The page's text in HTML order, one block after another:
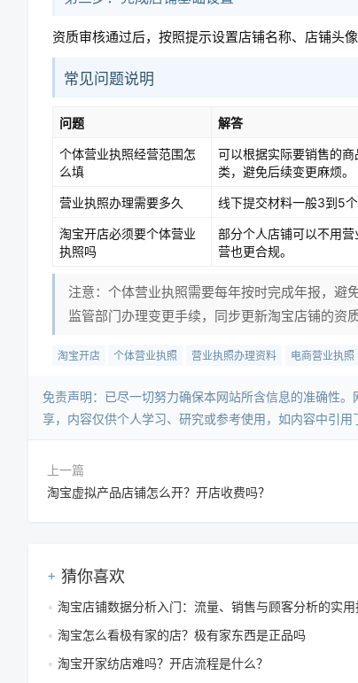
资质审核通过后，按照提示设置店铺名称、店铺头
常见问题说明
问题 解答
个体营业执照经营范围怎
么填
可以根据实际要销售的
类，避免后续变更麻烦。
营业执照办理需要多久 线下提交材料一般3到5
淘宝开店必须要个体营业
执照吗
部分个人店铺可以不用
营也更合规。
注意：个体营业执照需要每年按时完成年报，避
监管部门办理变更手续，同步更新淘宝店铺的资质
淘宝开店 个体营业执照 营业执照办理资料 电商营业执照
免责声明：已尽一切努力确保本网站所含信息的准确性
享，内容仅供个人学习、研究或参考使用，如内容中引
上一篇
淘宝虚拟产品店铺怎么开？开店收费吗？
猜你喜欢
淘宝店铺数据分析入门：流量、销售与顾客分析的实
淘宝怎么看极有家的店？极有家东西是正品吗
淘宝开家纺店难吗？开店流程是什么？